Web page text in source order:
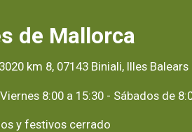
de Mallorca
km 8, 07143 Biniali, Illes Balears
8:00 a 15:30 - Sábados de
y festivos cerrado